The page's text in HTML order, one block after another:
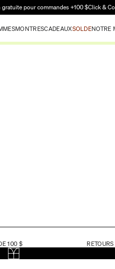
Passer au contenu principal
pour commandes +100 $Click &
MONTRESCADEAUXSOLDENOTRE
100 $